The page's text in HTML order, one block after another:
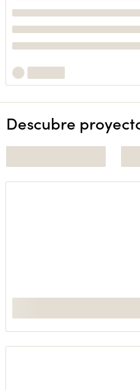
Descubre